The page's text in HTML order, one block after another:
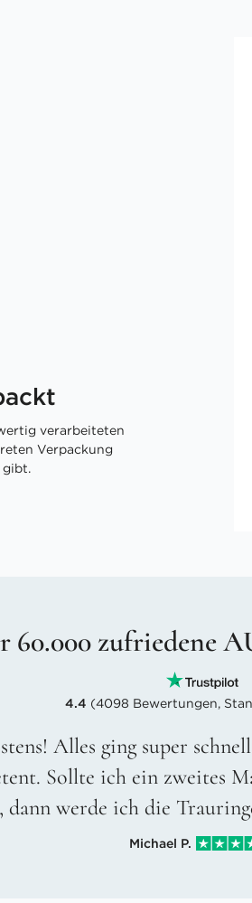
verarbeiteten
Verpackung
gibt.
60.000 zufriedene
4.4 (4098 Bewertungen,
Alles ging super
Sollte ich ein zweites
dann werde ich die
Michael P.